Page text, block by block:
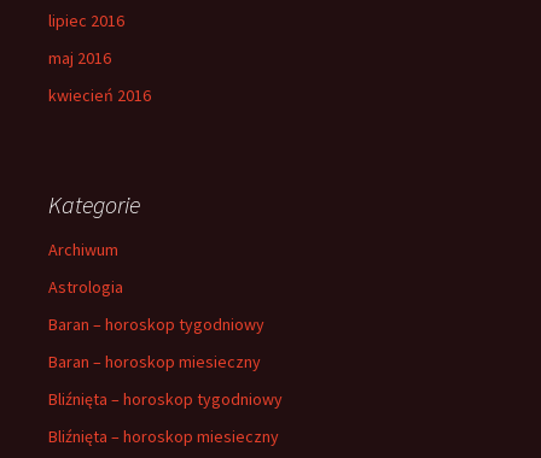
lipiec 2016
maj 2016
kwiecień 2016
Kategorie
Archiwum
Astrologia
Baran – horoskop tygodniowy
Baran – horoskop miesieczny
Bliźnięta – horoskop tygodniowy
Bliźnięta – horoskop miesieczny